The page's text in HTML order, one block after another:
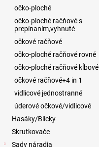
očko-ploché
očko-ploché račňové s
prepínaním,vyhnuté
očkové račňové
očko-ploché račňové rovné
očko-ploché račňové kĺbové
očkové račňové+4 in 1
vidlicové jednostranné
úderové očkové/vidlicové
Hasáky/Blicky
Skrutkovače
Sady náradia